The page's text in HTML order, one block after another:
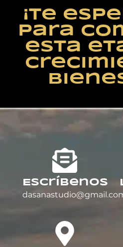
¡Te
para
esta
Escríbenos